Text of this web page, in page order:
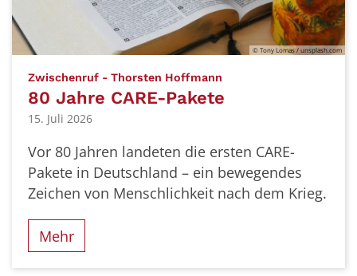
© Tony Lomas / unsplash.com
Zwischenruf - Thorsten Hoffmann
80 Jahre CARE-Pakete
15. Juli 2026
Vor 80 Jahren landeten die ersten CARE-
Pakete in Deutschland – ein bewegendes
Zeichen von Menschlichkeit nach dem Krieg.
Mehr